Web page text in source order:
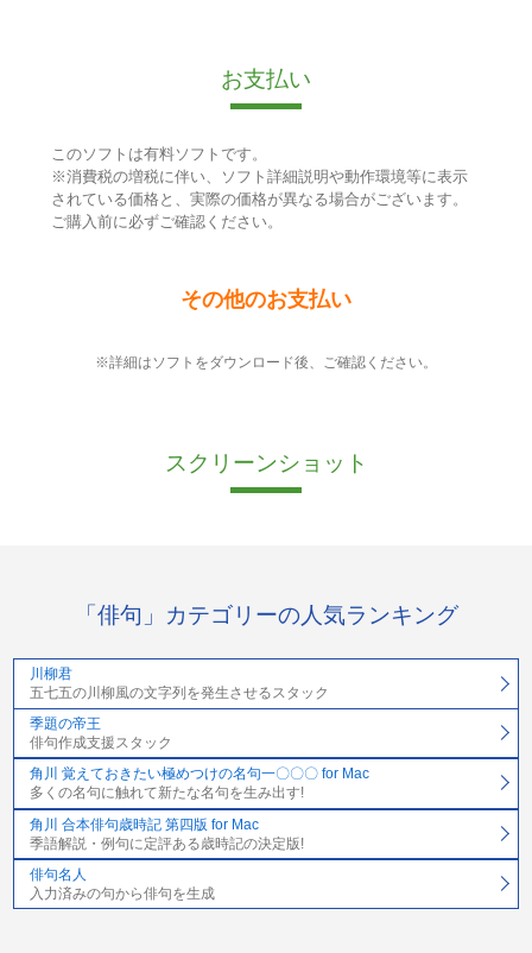
お支払い
このソフトは有料ソフトです。
※消費税の増税に伴い、ソフト詳細説明や動作環境等に表示
されている価格と、実際の価格が異なる場合がございます。
ご購入前に必ずご確認ください。
その他のお支払い
※詳細はソフトをダウンロード後、ご確認ください。
スクリーンショット
「俳句」カテゴリーの人気ランキング
川柳君
五七五の川柳風の文字列を発生させるスタック
季題の帝王
俳句作成支援スタック
角川 覚えておきたい極めつけの名句一〇〇〇 for Mac
多くの名句に触れて新たな名句を生み出す!
角川 合本俳句歳時記 第四版 for Mac
季語解説・例句に定評ある歳時記の決定版!
俳句名人
入力済みの句から俳句を生成